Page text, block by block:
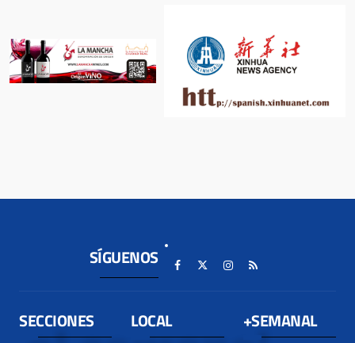
SÍGUENOS
SECCIONES LOCAL +SEMANAL